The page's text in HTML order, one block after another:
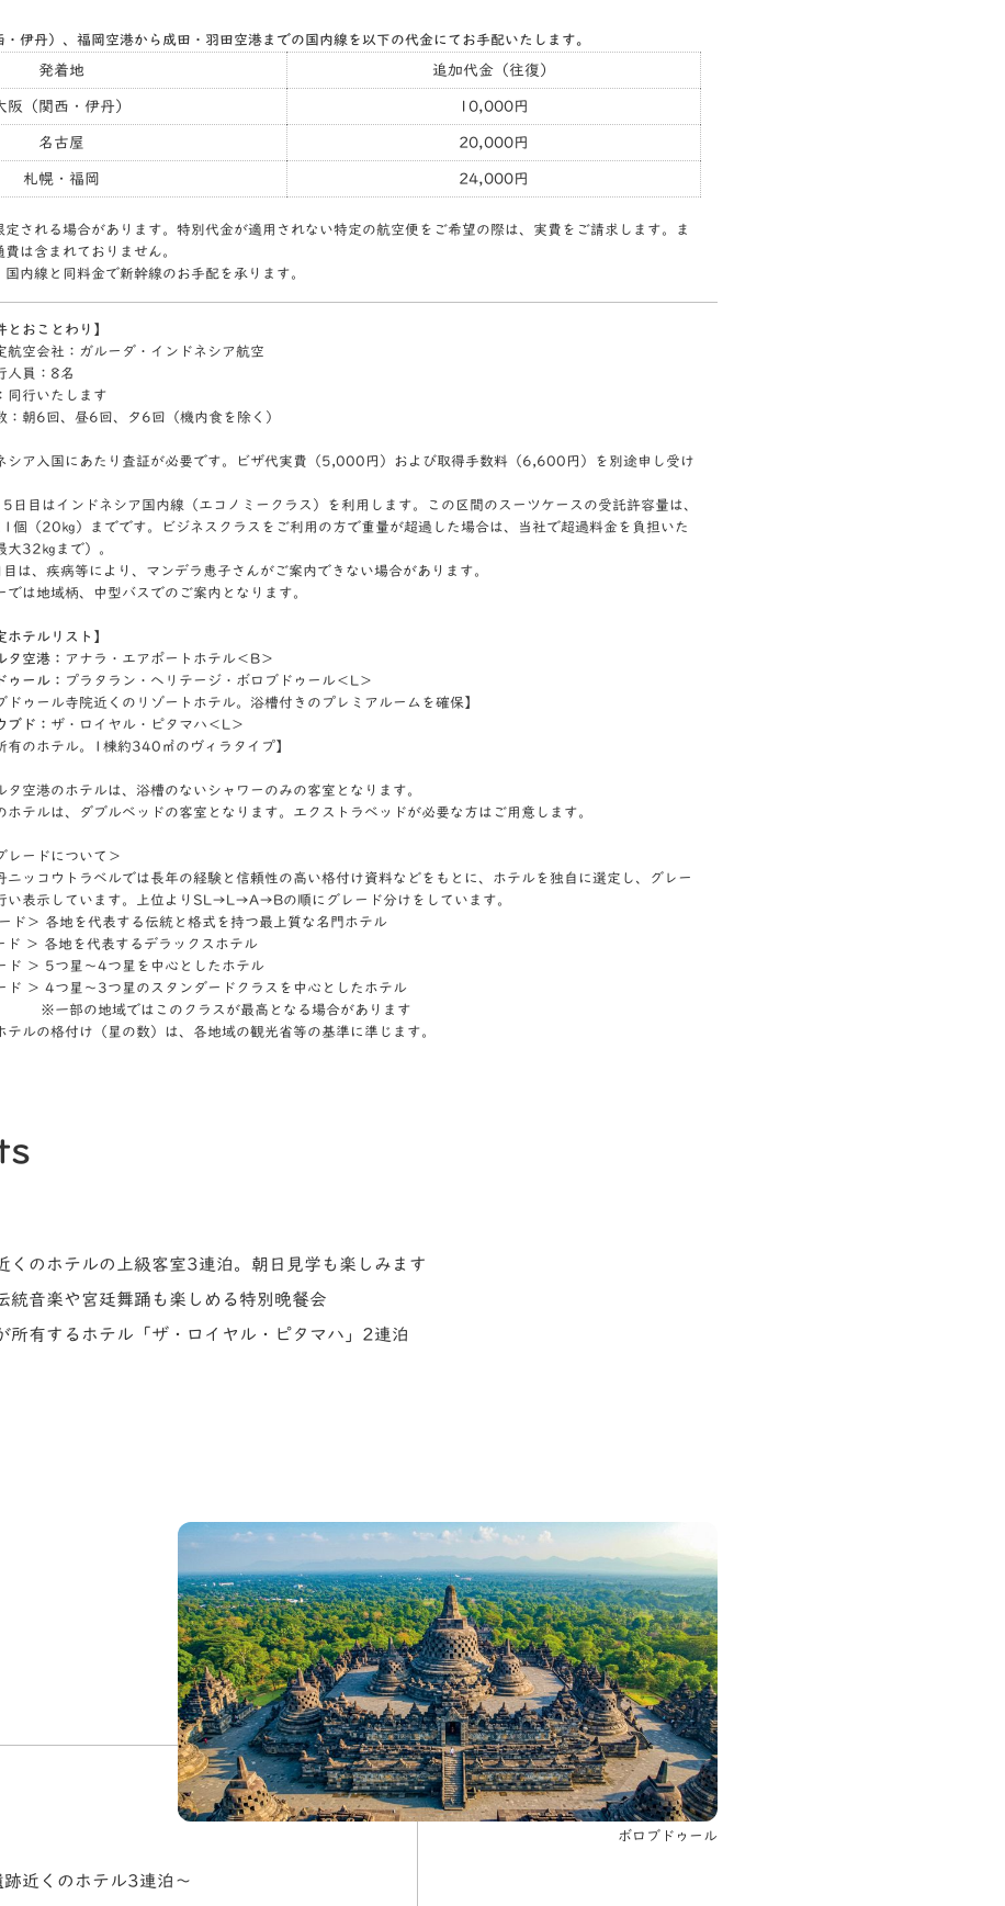
伊丹）、福岡空港から成田・羽田空港までの国内線を以下の代金にてお手配いたします。
発着地 追加代金（往復）
阪（関西・伊丹） 10,000円
名古屋 20,000円
札幌・福岡 24,000円
される場合があります。特別代金が適用されない特定の航空便をご希望の際は、実費をご請求します。ま
は含まれておりません。
内線と同料金で新幹線のお手配を承ります。
とおことわり】
空会社：ガルーダ・インドネシア航空
人員：8名
同行いたします
朝6回、昼6回、夕6回（機内食を除く）
シア入国にあたり査証が必要です。ビザ代実費（5,000円）および取得手数料（6,600円）を別途申し受け
日目はインドネシア国内線（エコノミークラス）を利用します。この区間のスーツケースの受託許容量は、
個（20㎏）までです。ビジネスクラスをご利用の方で重量が超過した場合は、当社で超過料金を負担いた
大32㎏まで）。
は、疾病等により、マンデラ恵子さんがご案内できない場合があります。
は地域柄、中型バスでのご案内となります。
ホテルリスト】
空港： アナラ・エアポートホテル＜B＞
ール： プラタラン・ヘリテージ・ボロブドゥール＜L＞
ゥール寺院近くのリゾートホテル。浴槽付きのプレミアルームを確保】
ド： ザ・ロイヤル・ピタマハ＜L＞
のホテル。1棟約340㎡のヴィラタイプ】
空港のホテルは、浴槽のないシャワーのみの客室となります。
テルは、ダブルベッドの客室となります。エクストラベッドが必要な方はご用意します。
レードについて＞
ニッコウトラベルでは長年の経験と信頼性の高い格付け資料などをもとに、ホテルを独自に選定し、グレー
い表示しています。上位よりSL→L→A→Bの順にグレード分けをしています。
ド＞ 各地を代表する伝統と格式を持つ最上質な名門ホテル
ド ＞ 各地を代表するデラックスホテル
ド ＞ 5つ星～4つ星を中心としたホテル
ド ＞ 4つ星～3つ星のスタンダードクラスを中心としたホテル
地域ではこのクラスが最高となる場合があります
ルの格付け（星の数）は、各地域の観光省等の基準に準じます。
のホテルの上級客室3連泊。朝日見学も楽しみます
音楽や宮廷舞踊も楽しめる特別晩餐会
有するホテル「ザ・ロイヤル・ピタマハ」2連泊
近くのホテル3連泊～
ボロブドゥール